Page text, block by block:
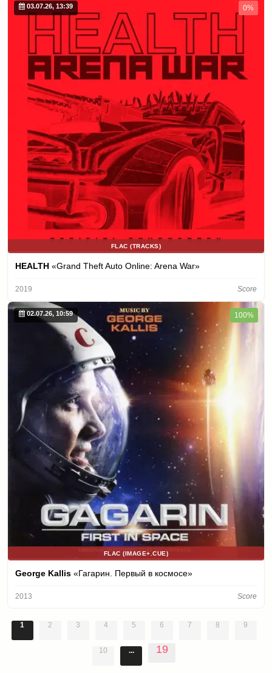
03.07.26, 13:39 0%
FLAC (TRACKS)
HEALTH «Grand Theft Auto Online: Arena War»
2019 Score
02.07.26, 10:59 100%
FLAC (IMAGE+.CUE)
George Kallis «Гагарин. Первый в космосе»
2013 Score
1 2 3 4 5 6 7 8 9
10 ... 19